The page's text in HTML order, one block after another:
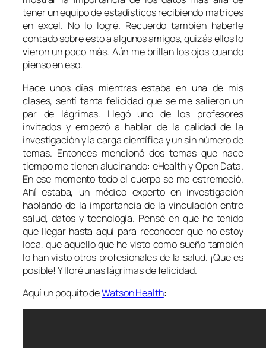
tener un equipo de estadísticos recibiendo matrices
en excel. No lo logré. Recuerdo también haberle
contado sobre esto a algunos amigos, quizás ellos lo
vieron un poco más. Aún me brillan los ojos cuando
pienso en eso.
Hace unos días mientras estaba en una de mis
clases, sentí tanta felicidad que se me salieron un
par de lágrimas. Llegó uno de los profesores
invitados y empezó a hablar de la calidad de la
investigación y la carga científica y un sin número de
temas. Entonces mencionó dos temas que hace
tiempo me tienen alucinando: eHealth y Open Data.
En ese momento todo el cuerpo se me estremeció.
Ahí estaba, un médico experto en investigación
hablando de la importancia de la vinculación entre
salud, datos y tecnología. Pensé en que he tenido
que llegar hasta aquí para reconocer que no estoy
loca, que aquello que he visto como sueño también
lo han visto otros profesionales de la salud. ¡Que es
posible! Y lloré unas lágrimas de felicidad.
Aquí un poquito deWatson Health: